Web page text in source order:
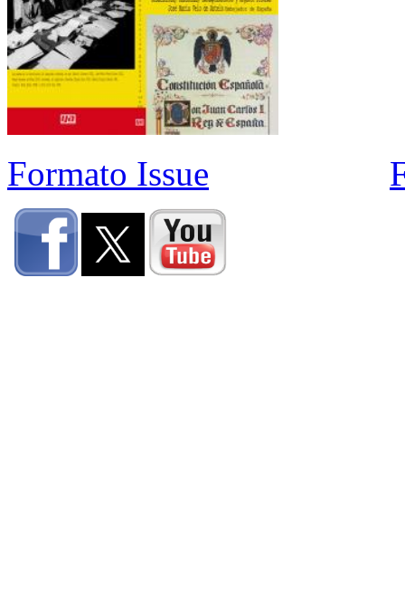
Formato Issue